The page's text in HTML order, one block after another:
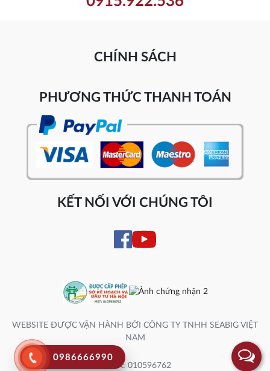
CHÍNH SÁCH
PHƯƠNG THỨC THANH TOÁN
KẾT NỐI VỚI CHÚNG TÔI
WEBSITE ĐƯỢC VẬN HÀNH BỞI CÔNG TY TNHH SEABIG VIỆT
NAM
Số ĐK: 010596762
0986666990